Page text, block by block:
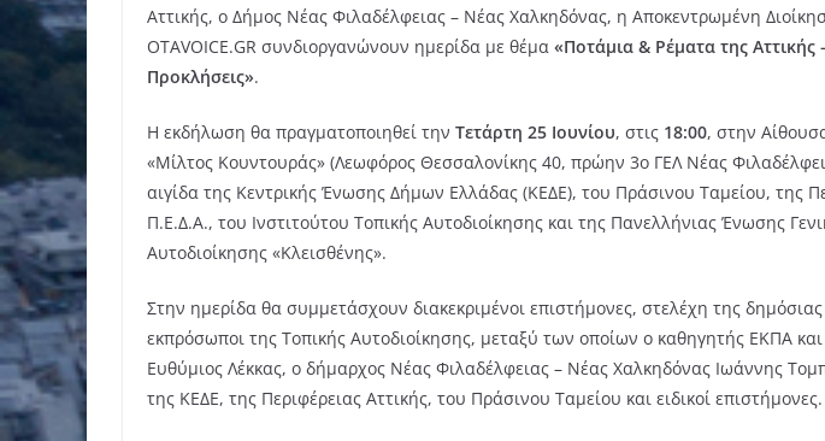
Αττικής, ο Δήμος Νέας Φιλαδέλφειας – Νέας Χαλκηδόνας, η Αποκεντρωμένη
OTAVOICE.GR συνδιοργανώνουν ημερίδα με θέμα «Ποτάμια & Ρέματα της Αττικής
Προκλήσεις».
Η εκδήλωση θα πραγματοποιηθεί την Τετάρτη 25 Ιουνίου, στις 18:00, στην
«Μίλτος Κουντουράς» (Λεωφόρος Θεσσαλονίκης 40, πρώην 3ο ΓΕΛ Νέας
αιγίδα της Κεντρικής Ένωσης Δήμων Ελλάδας (ΚΕΔΕ), του Πράσινου Ταμείου, της
Π.Ε.Δ.Α., του Ινστιτούτου Τοπικής Αυτοδιοίκησης και της Πανελλήνιας Ένωσης
Αυτοδιοίκησης «Κλεισθένης».
Στην ημερίδα θα συμμετάσχουν διακεκριμένοι επιστήμονες, στελέχη της δημόσιας
εκπρόσωποι της Τοπικής Αυτοδιοίκησης, μεταξύ των οποίων ο καθηγητής ΕΚΠΑ
Ευθύμιος Λέκκας, ο δήμαρχος Νέας Φιλαδέλφειας – Νέας Χαλκηδόνας Ιωάννης
της ΚΕΔΕ, της Περιφέρειας Αττικής, του Πράσινου Ταμείου και ειδικοί επιστήμονες.